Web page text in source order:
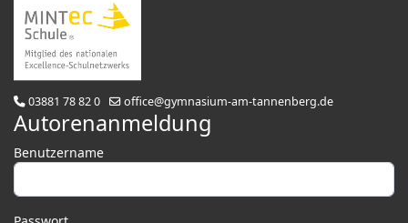
03881 78 82 0 office@gymnasium-am-tannenberg.de
Autorenanmeldung
Benutzername